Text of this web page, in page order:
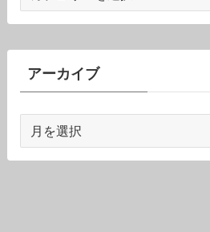
ゴ
リ
ーアーカイブ
カ